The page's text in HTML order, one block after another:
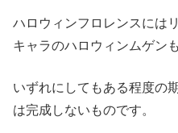
ハロウィンフロレンスには
キャラのハロウィンムゲン
いずれにしてもある程度の
は完成しないものです。